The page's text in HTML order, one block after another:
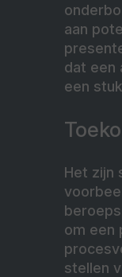
aan
dat een
een
Het zijn
om een
stellen